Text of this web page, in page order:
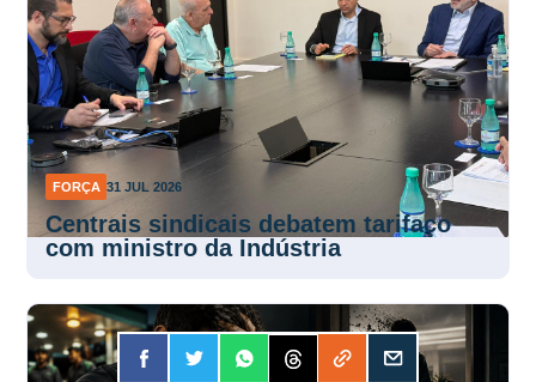
FORÇA 31 JUL 2026
Centrais sindicais debatem tarifaço
com ministro da Indústria